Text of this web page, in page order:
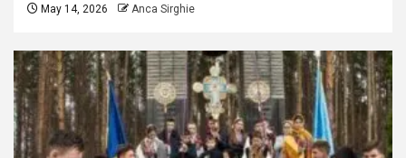
May 14, 2026 Anca Sirghie